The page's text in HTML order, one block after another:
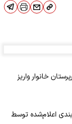
خانوار واریز
جدول زمان‌بندی اعلام‌شده توسط